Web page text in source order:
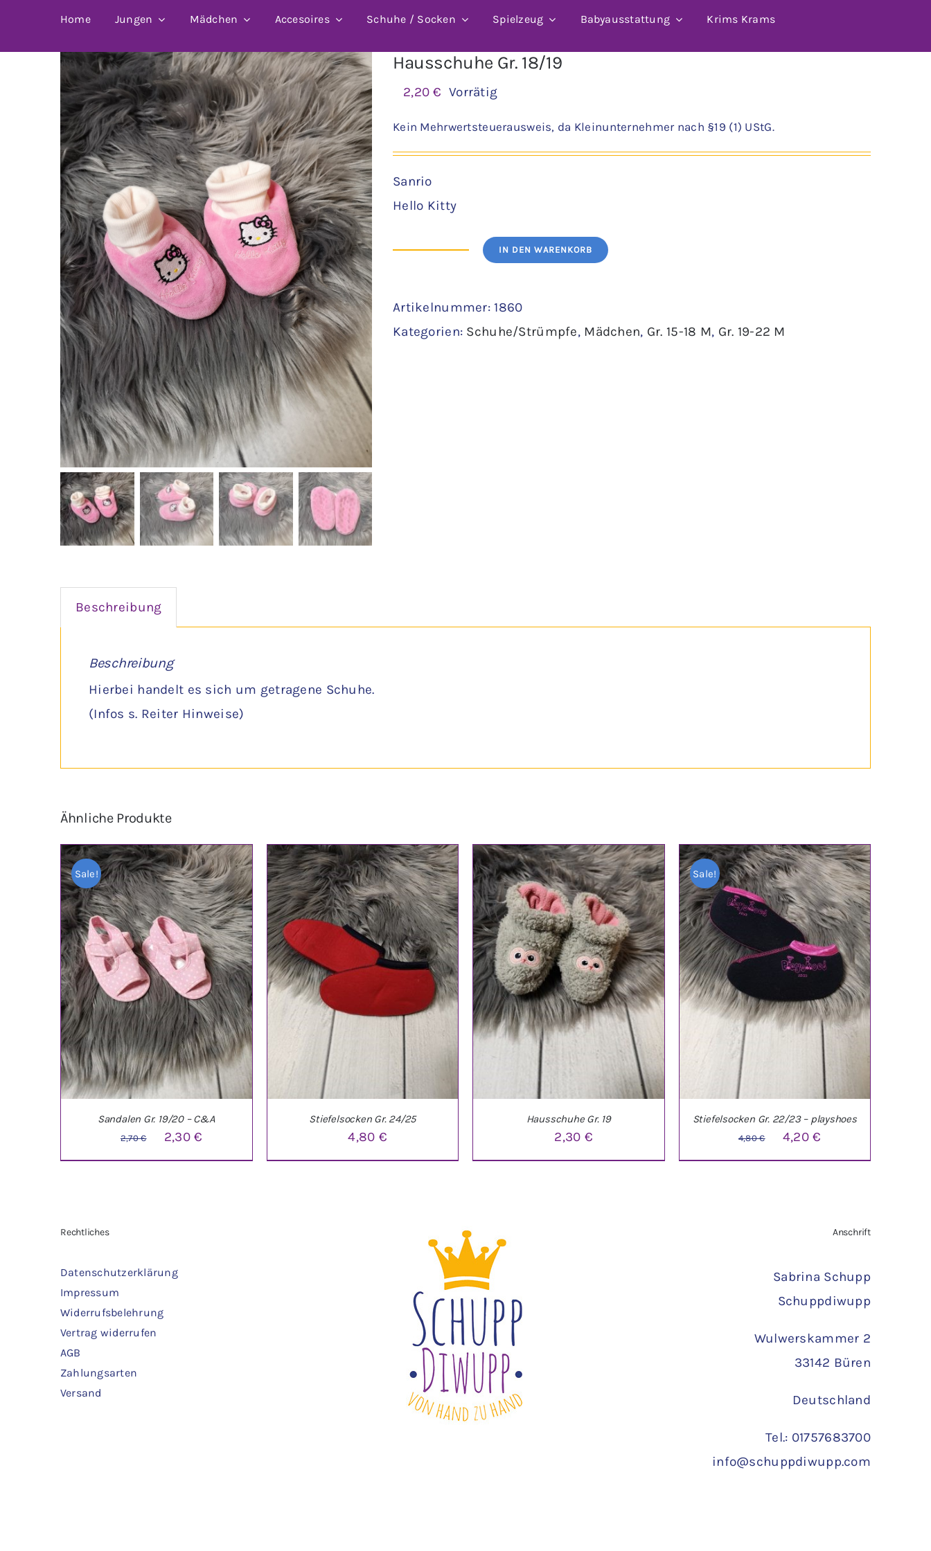
Home Jungen Mädchen Accesoires Schuhe / Socken Spielzeug Babyausstattung Krims Krams
Hausschuhe Gr. 18/19
2,20€ Vorrätig
Kein Mehrwertsteuerausweis, da Kleinunternehmer nach §19 (1) UStG.
Sanrio
Hello Kitty
Hausschuhe
18/19
Menge
IN DEN WARENKORB
Artikelnummer: 1860
Kategorien: Schuhe/Strümpfe, Mädchen, Gr. 15-18 M, Gr. 19-22 M
Beschreibung
Beschreibung
Hierbei handelt es sich um getragene Schuhe.
(Infos s. Reiter Hinweise)
Ähnliche Produkte
Sale!
IN DEN WARENKORB
Sandalen Gr. 19/20 – C&A
2,70€
Ursprünglicher
Preis
2,30€
Preis
Stiefelsocken Gr. 24/25
4,80 €
Hausschuhe Gr. 19
2,30 €
Sale!
DETAILS
Stiefelsocken Gr. 22/23 – playshoes
4,80€
Ursprünglicher
Preis
4,20€
Preis
Rechtliches
Datenschutzerklärung
Impressum
Widerrufsbelehrung
Vertrag widerrufen
AGB
Zahlungsarten
Versand
Anschrift
Sabrina Schupp
Schuppdiwupp
Wulwerskammer 2
33142 Büren
Deutschland
Tel.: 01757683700
info@schuppdiwupp.com